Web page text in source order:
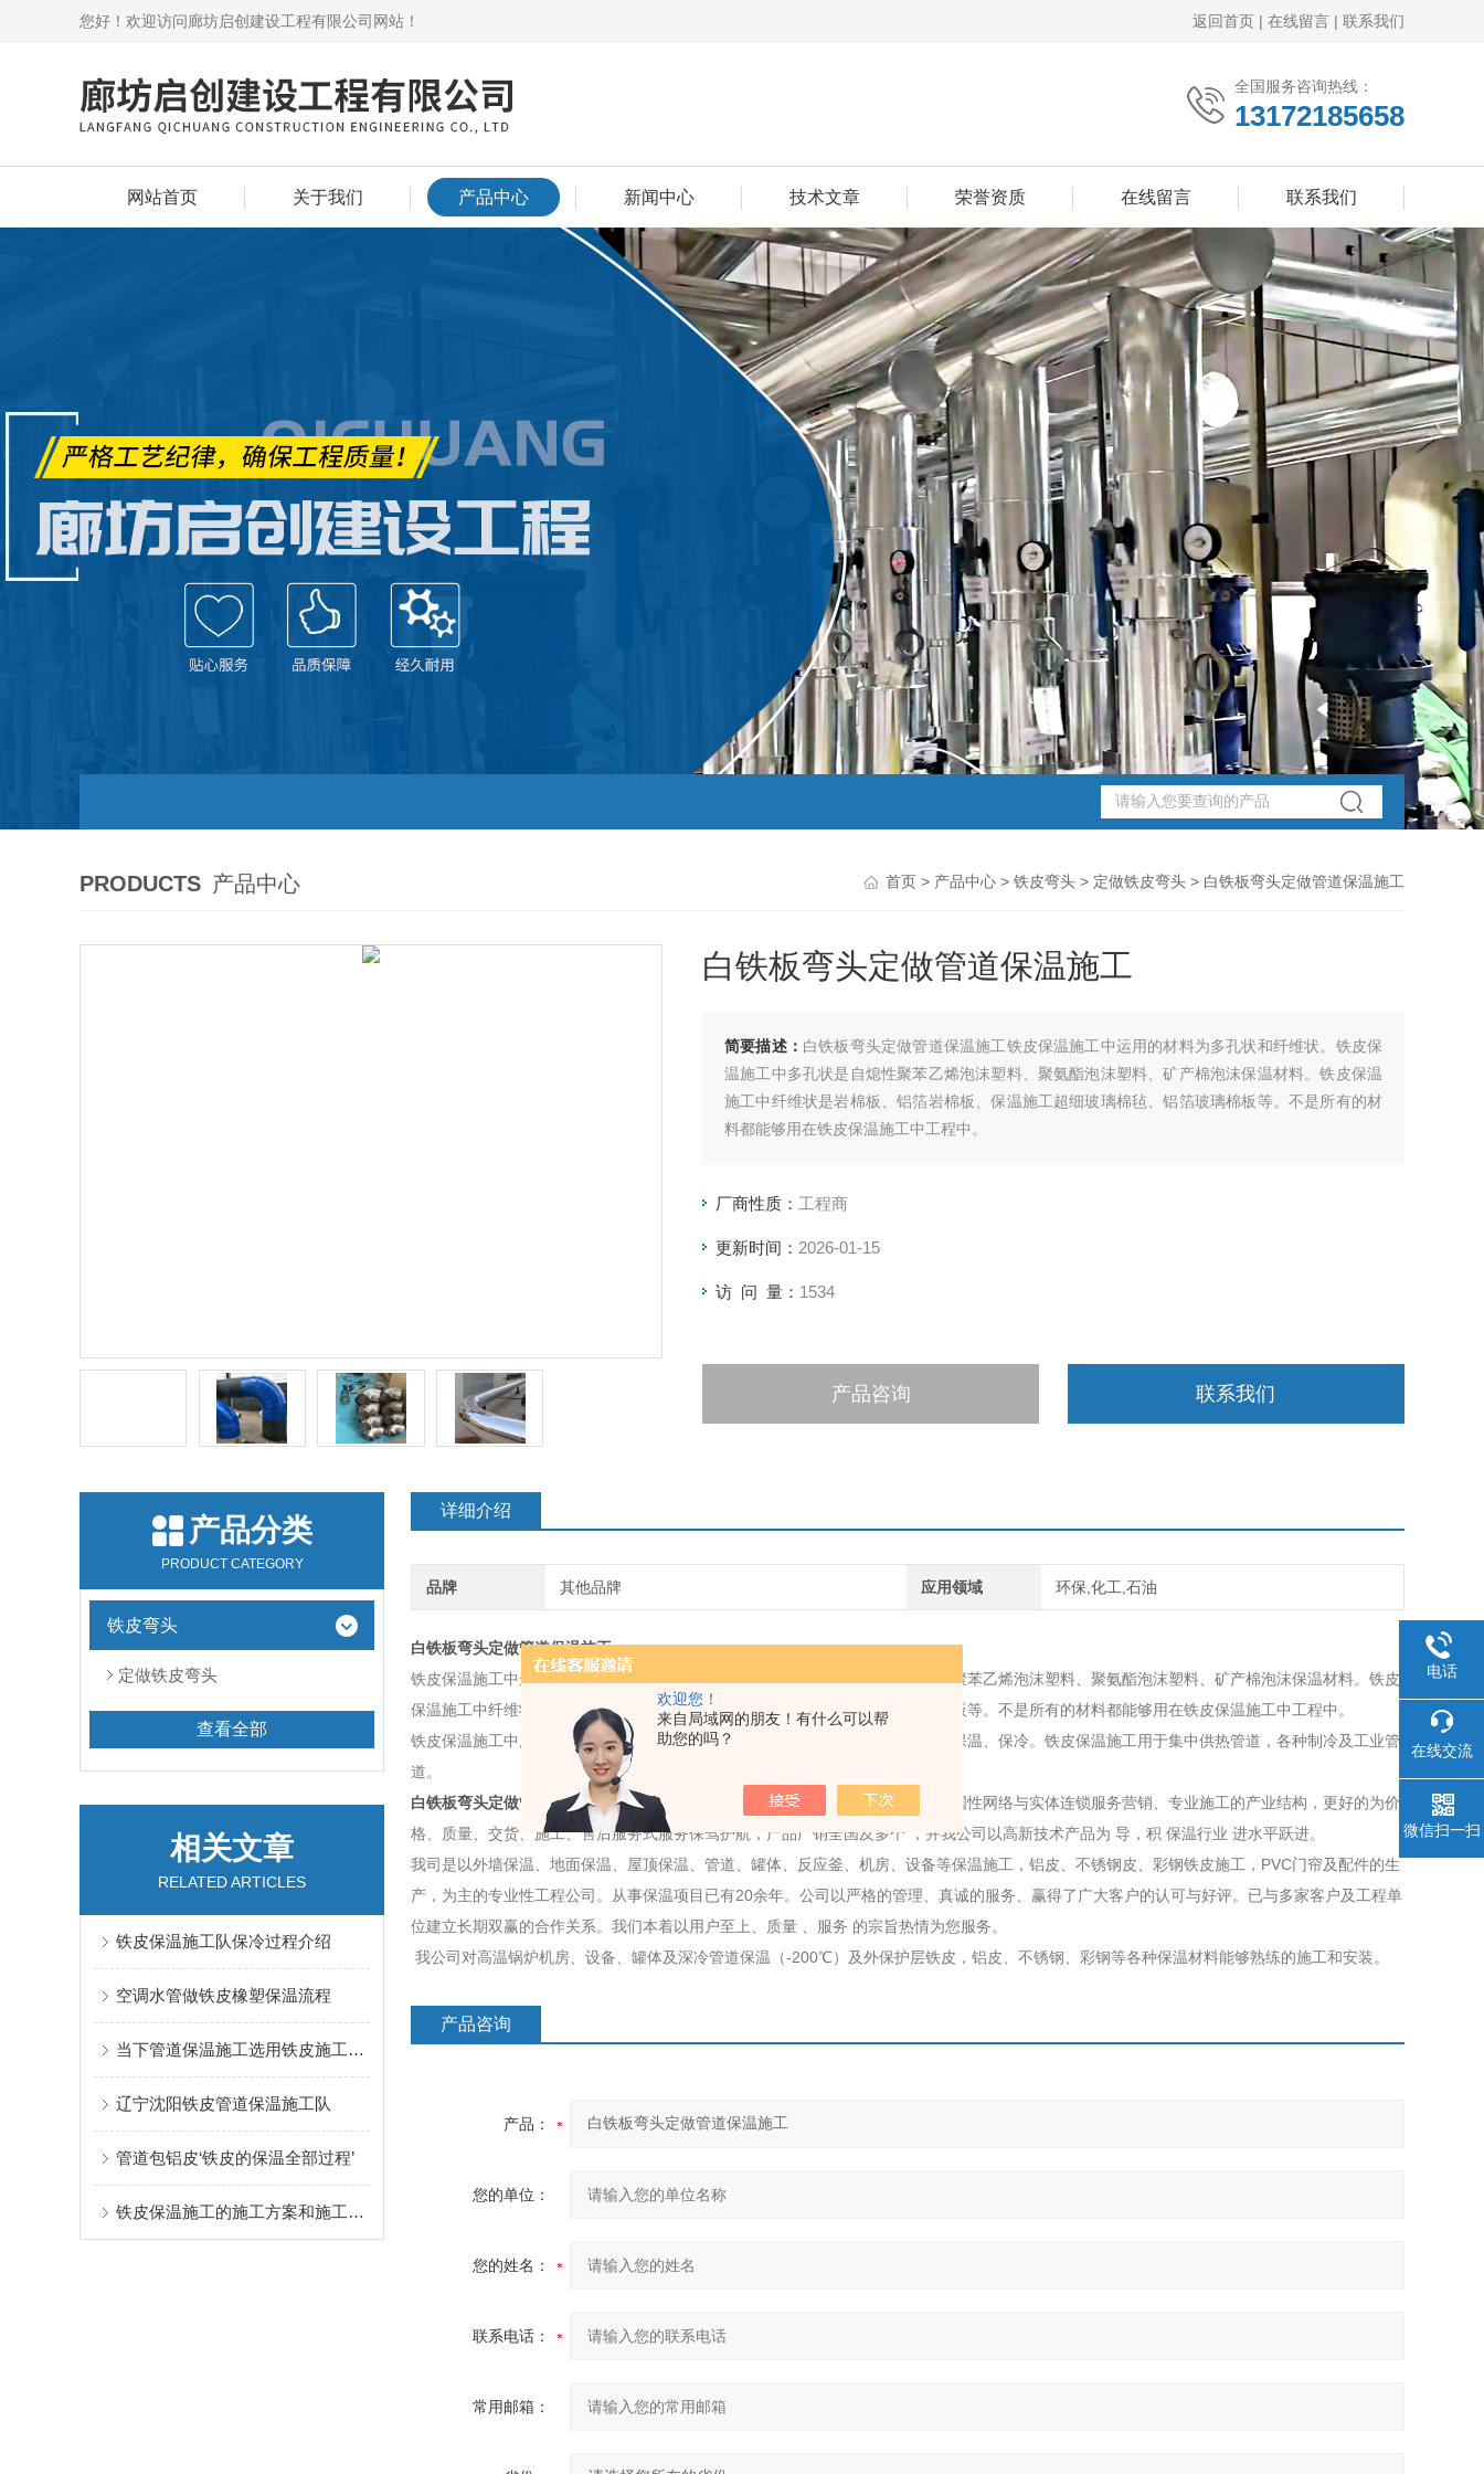
欢迎您！
来自局域网的朋友！有什么可以帮
助您的吗？
您好！欢迎访问廊坊启创建设工程有限公司网站！ 返回首页 | 在线留言 | 联系我们
全国服务咨询热线：
13172185658
网站首页 关于我们 产品中心 新闻中心 技术文章 荣誉资质 在线留言 联系我们
PRODUCTS 产品中心 首页 > 产品中心 > 铁皮弯头 > 定做铁皮弯头 > 白铁板弯头定做管道保温施工
白铁板弯头定做管道保温施工
简要描述： 白铁板弯头定做管道保温施工铁皮保温施工中运用的材料为多孔状和纤维状。铁皮保
温施工中多孔状是自熄性聚苯乙烯泡沫塑料、聚氨酯泡沫塑料、矿产棉泡沫保温材料。铁皮保温
施工中纤维状是岩棉板、铝箔岩棉板、保温施工超细玻璃棉毡、铝箔玻璃棉板等。不是所有的材
料都能够用在铁皮保温施工中工程中。
厂商性质： 工程商
更新时间： 2026-01-15
访 问 量： 1534
产品咨询 联系我们
详细介绍
品牌 其他品牌 应用领域 环保,化工,石油
白铁板弯头定做管道保温施工
铁皮保温施工中运用的材料为多孔状和纤维状。铁皮保温施工中多孔状是自熄性聚苯乙烯泡沫塑料、聚氨酯泡沫塑料、矿产棉泡沫保温材料。铁皮
保温施工中纤维状是岩棉板、铝箔岩棉板、保温施工超细玻璃棉毡、铝箔玻璃棉板等。不是所有的材料都能够用在铁皮保温施工中工程中。
铁皮保温施工中用于室表里各种管道，中央空调管道、化工、医药等工业管道的保温、保冷。铁皮保温施工用于集中供热管道，各种制冷及工业管
道。
白铁板弯头定做管道保温施工我公司是国内经营保温材料专业企业之一，拥有全国性网络与实体连锁服务营销、专业施工的产业结构，更好的为价
格、质量、交货、施工、售后服务式服务保驾护航，产品广销全国及多个 ，并我公司以高新技术产品为 导，积 保温行业 进水平跃进。
我司是以外墙保温、地面保温、屋顶保温、管道、罐体、反应釜、机房、设备等保温施工，铝皮、不锈钢皮、彩钢铁皮施工，PVC门帘及配件的生
产，为主的专业性工程公司。从事保温项目已有20余年。公司以严格的管理、真诚的服务、赢得了广大客户的认可与好评。已与多家客户及工程单
位建立长期双赢的合作关系。我们本着以用户至上、质量 、服务 的宗旨热情为您服务。
我公司对高温锅炉机房、设备、罐体及深冷管道保温（-200℃）及外保护层铁皮，铝皮、不锈钢、彩钢等各种保温材料能够熟练的施工和安装。
产品咨询
产品：
您的单位：
您的姓名：
联系电话：
常用邮箱：
产品分类
PRODUCT CATEGORY
铁皮弯头
定做铁皮弯头
查看全部
相关文章
RELATED ARTICLES
铁皮保温施工队保冷过程介绍
空调水管做铁皮橡塑保温流程
当下管道保温施工选用铁皮施工安装技术
辽宁沈阳铁皮管道保温施工队
管道包铝皮‘铁皮的保温全部过程’
铁皮保温施工的施工方案和施工步骤
电话
在线交流
微信扫一扫